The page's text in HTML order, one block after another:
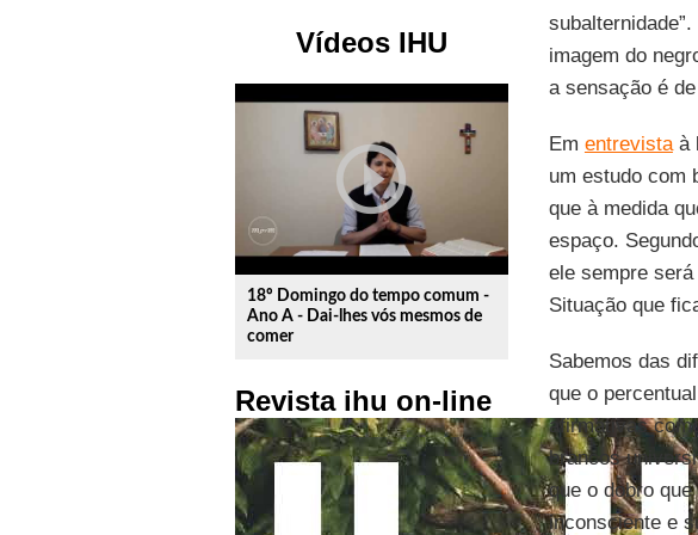
Vídeos IHU
play_circle_outline
18º Domingo do tempo comum -
Ano A - Dai-lhes vós mesmos de
comer
Revista ihu on-line
imagem do
a sensação é
Em entrevistaà
um estudo com
que à medida
espaço.
ele sempre
Situação que
Sabemos das
que o
afirmativas
brancos
que o dobro
inconsciente e